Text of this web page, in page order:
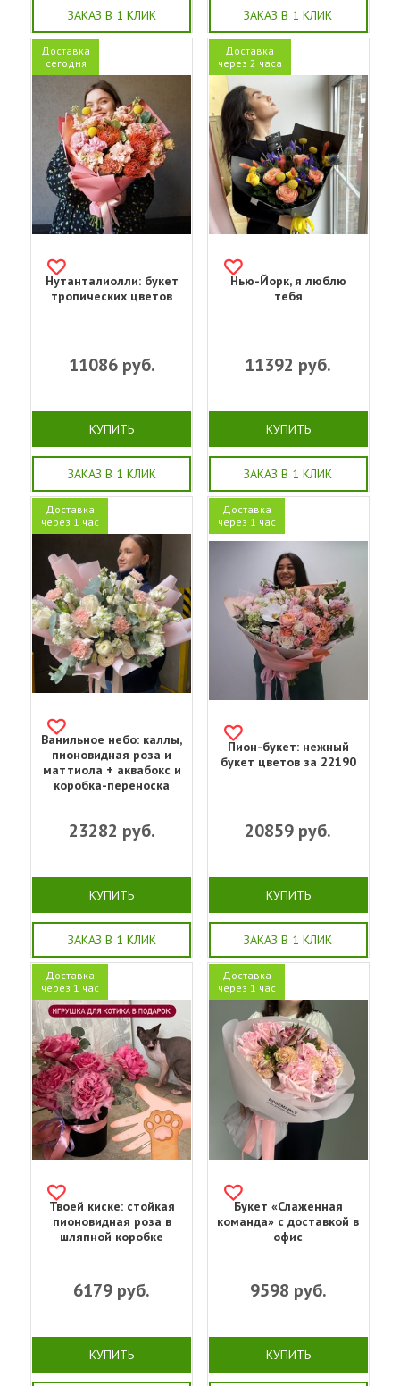
ЗАКАЗ В 1 КЛИК ЗАКАЗ В 1 КЛИК
Доставка
сегодня
Нутанталиолли: букет
тропических цветов
11086руб.
КУПИТЬ
ЗАКАЗ В 1 КЛИК
Доставка
через 2 часа
Нью-Йорк, я люблю
тебя
11392 руб.
КУПИТЬ
ЗАКАЗ В 1 КЛИК
Доставка
через 1 час
Ванильное небо: каллы,
пионовидная роза и
маттиола + аквабокс и
коробка-переноска
23282 руб.
КУПИТЬ
ЗАКАЗ В 1 КЛИК
Доставка
через 1 час
Пион-букет: нежный
букет цветов за 22190
20859 руб.
КУПИТЬ
ЗАКАЗ В 1 КЛИК
Доставка
через 1 час
Твоей киске: стойкая
пионовидная роза в
шляпной коробке
6179 руб.
КУПИТЬ
Доставка
через 1 час
Букет «Слаженная
команда» с доставкой в
офис
9598 руб.
КУПИТЬ